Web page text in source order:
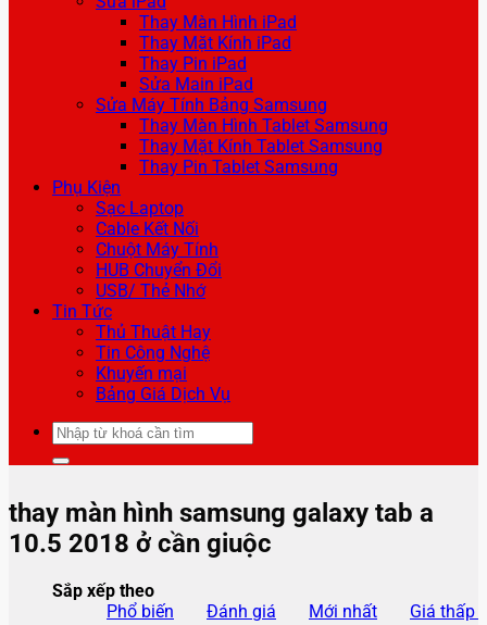
Thay Màn Hình iPad
Thay Mặt Kính iPad
Thay Pin iPad
Sửa Main iPad
Sửa Máy Tính Bảng Samsung
Thay Màn Hình Tablet Samsung
Thay Mặt Kính Tablet Samsung
Thay Pin Tablet Samsung
Phụ Kiện
Sạc Laptop
Cable Kết Nối
Chuột Máy Tính
HUB Chuyển Đổi
USB/ Thẻ Nhớ
Tin Tức
Thủ Thuật Hay
Tin Công Nghệ
Khuyến mại
Bảng Giá Dịch Vụ
Tìm
kiếm:
thay màn hình samsung galaxy tab a
10.5 2018 ở cần giuộc
Sắp xếp theo
Phổ biến
Đánh giá Mới nhất Giá thấp